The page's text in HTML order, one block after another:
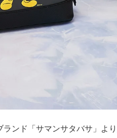
ンド「サマンサタバサ」より